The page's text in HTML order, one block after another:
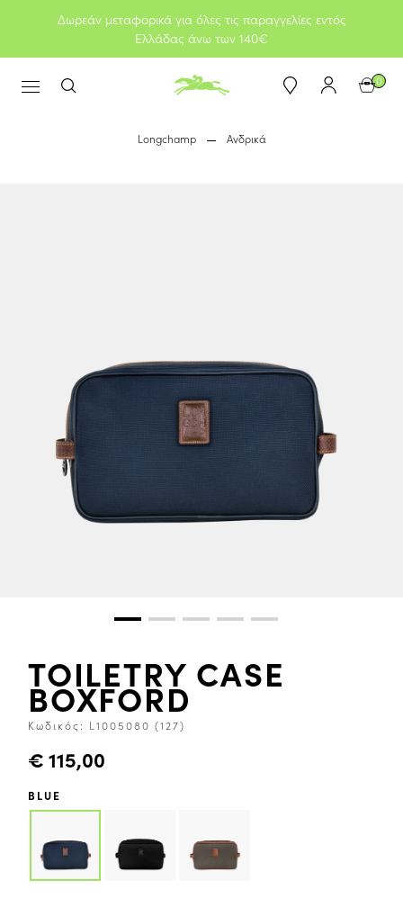
Δωρεάν μεταφορικά για όλες τις παραγγελίες εντός
Ελλάδας άνω των 140€
0
Longchamp Ανδρικά
TOILETRY CASE
BOXFORD
Κωδικός: L1005080 (127)
€ 115,00
BLUE